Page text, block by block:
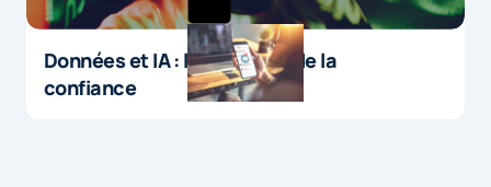
Données et IA : le paradoxe de la
confiance